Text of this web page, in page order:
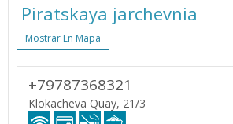
Piratskaya jarchevnia
Mostrar En Mapa
+79787368321
Klokacheva Quay, 21/3